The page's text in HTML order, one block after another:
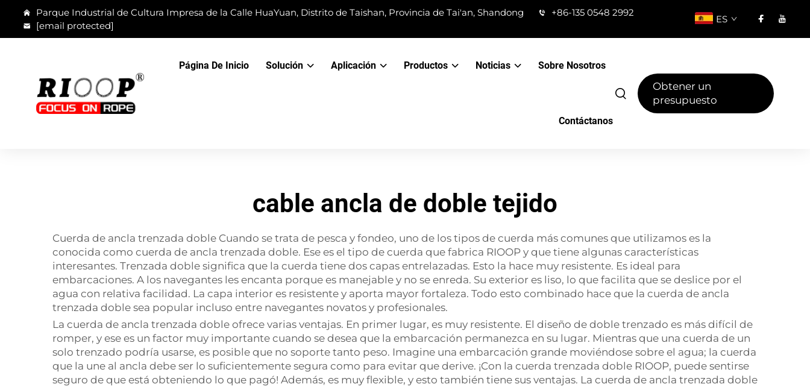
Parque Industrial de Cultura Impresa de la Calle HuaYuan, Distrito de Taishan, Provincia de Tai'an, Shandong
+86-135 0548 2992
[email protected]
ES
Página De Inicio Solución Aplicación Productos Noticias Sobre Nosotros
Contáctanos
Obtener un
presupuesto
cable ancla de doble tejido
Cuerda de ancla trenzada doble Cuando se trata de pesca y fondeo, uno de los tipos de cuerda más comunes que utilizamos es la
conocida como cuerda de ancla trenzada doble. Ese es el tipo de cuerda que fabrica RIOOP y que tiene algunas características
interesantes. Trenzada doble significa que la cuerda tiene dos capas entrelazadas. Esto la hace muy resistente. Es ideal para
embarcaciones. A los navegantes les encanta porque es manejable y no se enreda. Su exterior es liso, lo que facilita que se deslice por el
agua con relativa facilidad. La capa interior es resistente y aporta mayor fortaleza. Todo esto combinado hace que la cuerda de ancla
trenzada doble sea popular incluso entre navegantes novatos y profesionales.
La cuerda de ancla trenzada doble ofrece varias ventajas. En primer lugar, es muy resistente. El diseño de doble trenzado es más difícil de
romper, y ese es un factor muy importante cuando se desea que la embarcación permanezca en su lugar. Mientras que una cuerda de un
solo trenzado podría usarse, es posible que no soporte tanto peso. Imagine una embarcación grande moviéndose sobre el agua; la cuerda
que la une al ancla debe ser lo suficientemente segura como para evitar que derive. ¡Con la cuerda trenzada doble RIOOP, puede sentirse
seguro de que está obteniendo lo que pagó! Además, es muy flexible, y esto también tiene sus ventajas. La cuerda de ancla trenzada doble